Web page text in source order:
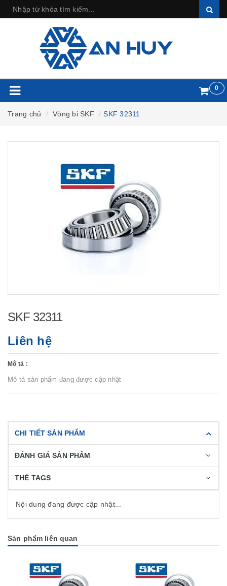
0
Trang chủ Vòng bi SKF SKF 32311
SKF 32311
Liên hệ
Mô tả :
Mô tả sản phẩm đang được cập nhật
CHI TIẾT SẢN PHẨM
ĐÁNH GIÁ SẢN PHẨM
THẺ TAGS
Nội dung đang được cập nhật...
Sản phẩm liên quan